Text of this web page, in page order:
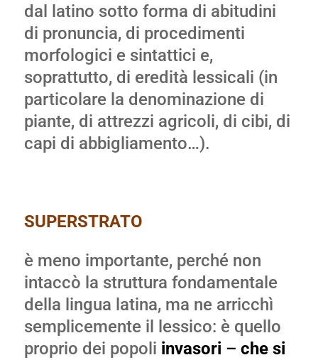
dal latino sotto forma di abitudini
di pronuncia, di procedimenti
morfologici e sintattici e,
soprattutto, di eredità lessicali (in
particolare la denominazione di
piante, di attrezzi agricoli, di cibi, di
capi di abbigliamento…).
SUPERSTRATO
è meno importante, perché non
intaccò la struttura fondamentale
della lingua latina, ma ne arricchì
semplicemente il lessico: è quello
proprio dei popoli invasori – che si